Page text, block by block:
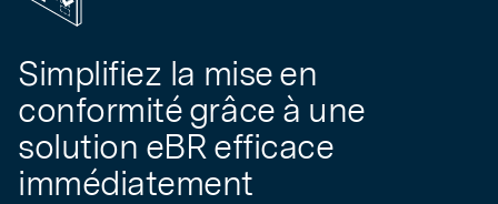
Simplifiez la mise en
conformité grâce à une
solution eBR efficace
immédiatement